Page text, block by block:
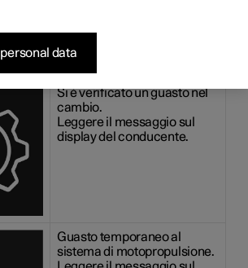
2
3
4
al cambio, appare un simbolo e un
del conducente.
Si è verificato un guasto nel
cambio.
Leggere il messaggio sul
display del conducente.
Guasto temporaneo al
sistema di motopropulsione.
data